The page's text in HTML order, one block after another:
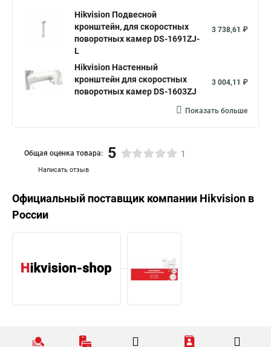
Hikvision Подвесной
кронштейн, для скоростных
поворотных камер DS-1691ZJ-
L
3 738,61 ₽
Hikvision Настенный
кронштейн для скоростных
поворотных камер DS-1603ZJ
3 004,11 ₽
Показать больше
Написать отзыв
Общая оценка товара: 5 1
Официальный поставщик компании Hikvision в
России